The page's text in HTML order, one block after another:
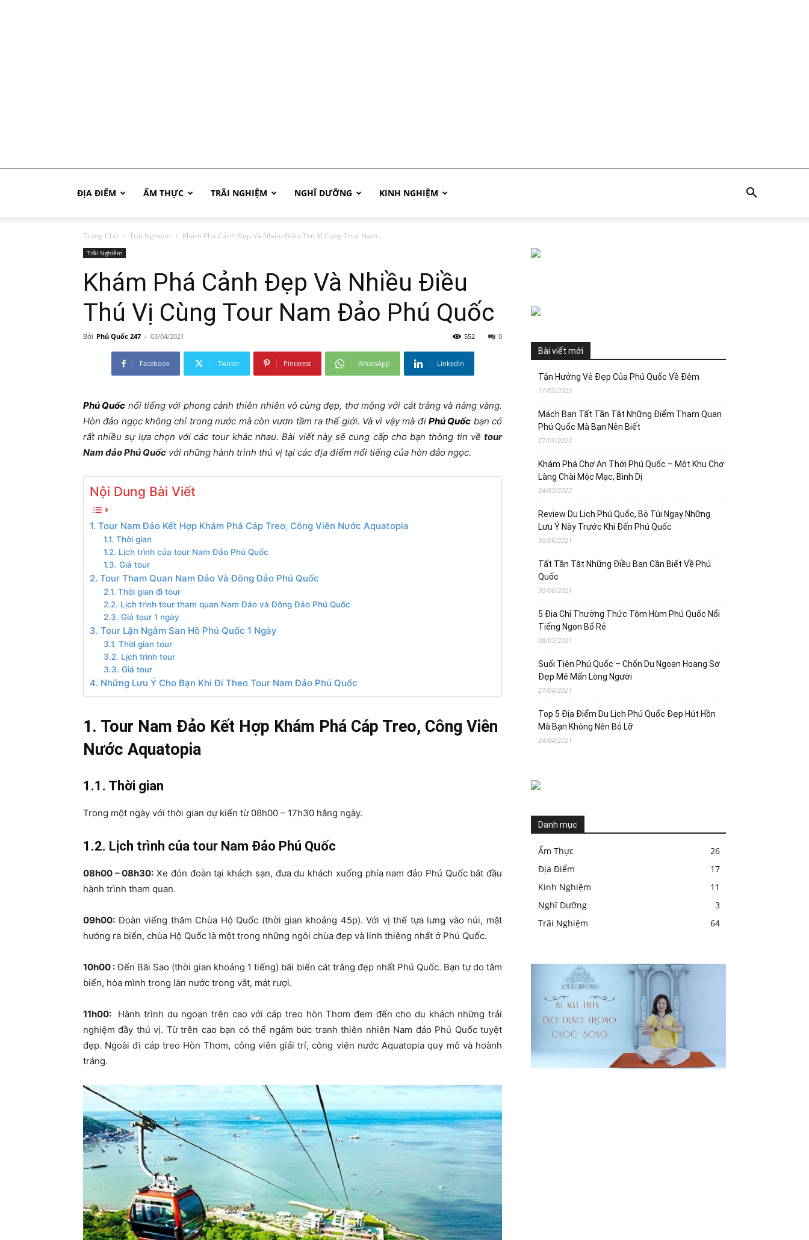
ĐỊA ĐIỂM ẨM THỰC TRÃI NGHIỆM NGHĨ DƯỠNG KINH NGHIỆM
Trang Chủ Trãi Nghiệm Khám Phá Cảnh Đẹp Và Nhiều Điều Thú Vị Cùng Tour Nam...
Trãi Nghiệm
Khám Phá Cảnh Đẹp Và Nhiều Điều
Thú Vị Cùng Tour Nam Đảo Phú Quốc
Bởi Phú Quốc 247 - 03/04/2021 0
552
Facebook Twitter Pinterest WhatsApp Linkedin
Phú Quốc nổi tiếng với phong cảnh thiên nhiên vô cùng đẹp, thơ mộng với cát trắng và nắng vàng.
Hòn đảo ngọc không chỉ trong nước mà còn vươn tầm ra thế giới. Và vì vậy mà đi Phú Quốc bạn có
rất nhiều sự lựa chọn với các tour khác nhau. Bài viết này sẽ cung cấp cho bạn thông tin về tour
Nam đảo Phú Quốc với những hành trình thú vị tại các địa điểm nổi tiếng của hòn đảo ngọc.
Nội Dung Bài Viết
1. Tour Nam Đảo Kết Hợp Khám Phá Cáp Treo, Công Viên Nước Aquatopia
1.1. Thời gian
1.2. Lịch trình của tour Nam Đảo Phú Quốc
1.3. Giá tour
2. Tour Tham Quan Nam Đảo Và Đông Đảo Phú Quốc
2.1. Thời gian đi tour
2.2. Lịch trình tour tham quan Nam Đảo và Đông Đảo Phú Quốc
2.3. Giá tour 1 ngày
3. Tour Lặn Ngắm San Hô Phú Quốc 1 Ngày
3.1. Thời gian tour
3.2. Lịch trình tour
3.3. Giá tour
4. Những Lưu Ý Cho Bạn Khi Đi Theo Tour Nam Đảo Phú Quốc
1. Tour Nam Đảo Kết Hợp Khám Phá Cáp Treo, Công Viên
Nước Aquatopia
1.1. Thời gian
Trong một ngày với thời gian dự kiến từ 08h00 – 17h30 hằng ngày.
1.2. Lịch trình của tour Nam Đảo Phú Quốc
08h00 – 08h30: Xe đón đoàn tại khách sạn, đưa du khách xuống phía nam đảo Phú Quốc bắt đầu
hành trình tham quan.
09h00: Đoàn viếng thăm Chùa Hộ Quốc (thời gian khoảng 45p). Với vị thế tựa lưng vào núi, mặt
hướng ra biển, chùa Hộ Quốc là một trong những ngôi chùa đẹp và linh thiêng nhất ở Phú Quốc.
10h00 :Đến Bãi Sao (thời gian khoảng 1 tiếng) bãi biển cát trắng đẹp nhất Phú Quốc. Bạn tự do tắm
biển, hòa mình trong làn nước trong vắt, mát rượi.
11h00: Hành trình du ngoạn trên cao với cáp treo hòn Thơm đem đến cho du khách những trải
nghiệm đầy thú vị. Từ trên cao bạn có thể ngắm bức tranh thiên nhiên Nam đảo Phú Quốc tuyệt
đẹp. Ngoài đi cáp treo Hòn Thơm, công viên giải trí, công viên nước Aquatopia quy mô và hoành
tráng.
Bài viết mới
Tận Hưởng Vẻ Đẹp Của Phú Quốc Về Đêm
11/05/2023
Mách Bạn Tất Tần Tật Những Điểm Tham Quan
Phú Quốc Mà Bạn Nên Biết
27/01/2023
Khám Phá Chợ An Thới Phú Quốc – Một Khu Chợ
Làng Chài Mộc Mạc, Bình Dị
24/03/2022
Review Du Lịch Phú Quốc, Bỏ Túi Ngay Những
Lưu Ý Này Trước Khi Đến Phú Quốc
30/06/2021
Tất Tần Tật Những Điều Bạn Cần Biết Về Phú
Quốc
30/06/2021
5 Địa Chỉ Thưởng Thức Tôm Hùm Phú Quốc Nổi
Tiếng Ngon Bổ Rẻ
08/05/2021
Suối Tiên Phú Quốc – Chốn Du Ngoạn Hoang Sơ
Đẹp Mê Mẩn Lòng Người
27/04/2021
Top 5 Địa Điểm Du Lịch Phú Quốc Đẹp Hút Hồn
Mà Bạn Không Nên Bỏ Lỡ
24/04/2021
Danh mục
Ẩm Thực
26
Địa Điểm
17
Kinh Nghiệm
11
Nghĩ Dưỡng
3
Trãi Nghiệm
64